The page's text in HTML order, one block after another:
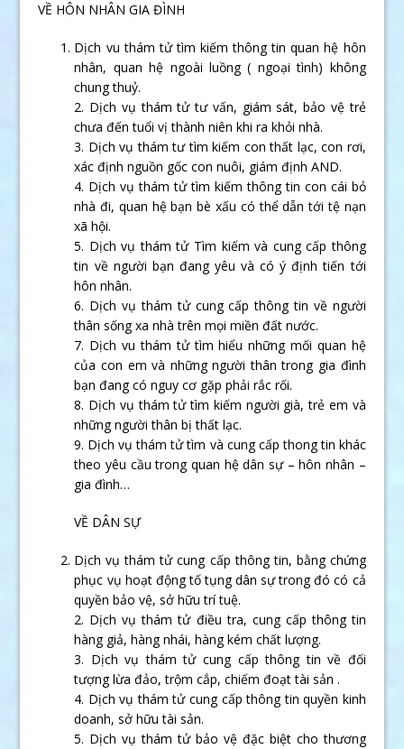
VỀ HÔN NHÂN GIA ĐÌNH
Dịch vu thám tử tìm kiếm thông tin quan hệ hôn
nhân, quan hệ ngoài luồng ( ngoại tình) không
chung thuỷ.
2. Dịch vụ thám tử tư vấn, giám sát, bảo vệ trẻ
chưa đến tuổi vị thành niên khi ra khỏi nhà.
3. Dịch vụ thám tư tìm kiếm con thất lạc, con rơi,
xác định nguồn gốc con nuôi, giám định AND.
4. Dịch vụ thám tử tìm kiếm thông tin con cái bỏ
nhà đi, quan hệ bạn bè xấu có thể dẫn tới tệ nạn
xã hội.
5. Dịch vụ thám tử Tìm kiếm và cung cấp thông
tin về người bạn đang yêu và có ý định tiến tới
hôn nhân.
6. Dịch vụ thám tử cung cấp thông tin về người
thân sống xa nhà trên mọi miền đất nước.
7. Dịch vu thám tử tìm hiểu những mối quan hệ
của con em và những người thân trong gia đình
bạn đang có nguy cơ gặp phải rắc rối.
8. Dịch vụ thám tử tìm kiếm người già, trẻ em và
những người thân bị thất lạc.
9. Dịch vụ thám tử tìm và cung cấp thong tin khác
theo yêu cầu trong quan hệ dân sự – hôn nhân –
gia đình…
VỀ DÂN SỰ
Dịch vụ thám tử cung cấp thông tin, bằng chứng
phục vụ hoạt động tố tụng dân sự trong đó có cả
quyền bảo vệ, sở hữu trí tuệ.
2. Dịch vụ thám tử điều tra, cung cấp thông tin
hàng giả, hàng nhái, hàng kém chất lượng.
3. Dịch vụ thám tử cung cấp thông tin về đối
tượng lừa đảo, trộm cắp, chiếm đoạt tài sản .
4. Dịch vụ thám tử cung cấp thông tin quyền kinh
doanh, sở hữu tài sản.
5. Dịch vụ thám tử bảo vệ đặc biệt cho thương